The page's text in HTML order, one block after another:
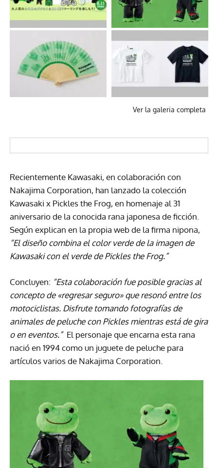
Ver la galeria completa
Recientemente Kawasaki, en colaboración con
Nakajima Corporation, han lanzado la colección
Kawasaki x Pickles the Frog, en homenaje al 31
aniversario de la conocida rana japonesa de ficción.
Según explican en la propia web de la firma nipona,
“El diseño combina el color verde de la imagen de
Kawasaki con el verde de Pickles the Frog.”
Concluyen: “Esta colaboración fue posible gracias al
concepto de «regresar seguro» que resonó entre los
motociclistas. Disfrute tomando fotografías de
animales de peluche con Pickles mientras está de gira
o en eventos.” El personaje que encarna esta rana
nació en 1994 como un juguete de peluche para
artículos varios de Nakajima Corporation.